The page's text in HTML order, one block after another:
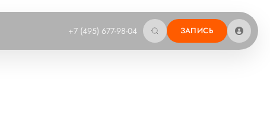
+7 (495) 677-98-04 ЗАПИСЬ